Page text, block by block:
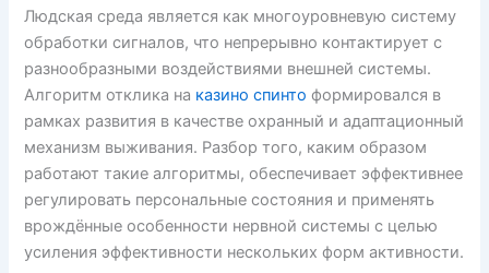
Людская среда является как многоуровневую систему
обработки сигналов, что непрерывно контактирует с
разнообразными воздействиями внешней системы.
Алгоритм отклика на казино спинто формировался в
рамках развития в качестве охранный и адаптационный
механизм выживания. Разбор того, каким образом
работают такие алгоритмы, обеспечивает эффективнее
регулировать персональные состояния и применять
врождённые особенности нервной системы с целью
усиления эффективности нескольких форм активности.